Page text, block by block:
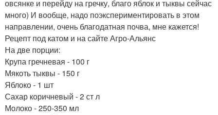
овсянке и перейду на гречку, благо яблок и тыквы сейчас
много) И вообще, надо поэкспериментировать в этом
направлении, очень благодатная почва, мне кажется!
Рецепт под катом и на сайте Агро-Альянс
На две порции:
Крупа гречневая - 100 г
Мякоть тыквы - 150 г
Яблоко - 1 шт
Сахар коричневый - 2 ст л
Молоко - 250-350 мл